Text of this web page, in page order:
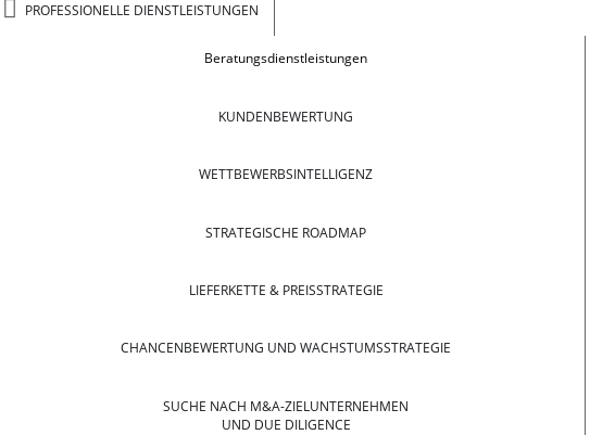
PROFESSIONELLE DIENSTLEISTUNGEN
Beratungsdienstleistungen
KUNDENBEWERTUNG
WETTBEWERBSINTELLIGENZ
STRATEGISCHE ROADMAP
LIEFERKETTE & PREISSTRATEGIE
CHANCENBEWERTUNG UND WACHSTUMSSTRATEGIE
SUCHE NACH M&A-ZIELUNTERNEHMEN
UND DUE DILIGENCE